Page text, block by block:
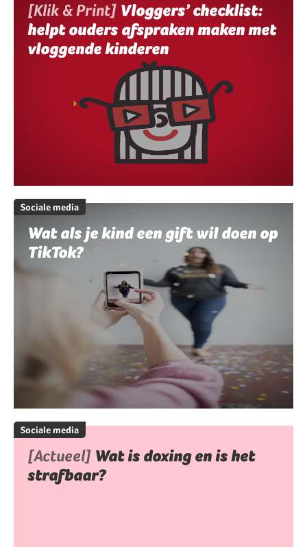
[Klik & Print] Vloggers’ checklist:
helpt ouders afspraken maken met
vloggende kinderen
Sociale media
Wat als je kind een gift wil doen op
TikTok?
Sociale media
[Actueel] Wat is doxing en is het
strafbaar?